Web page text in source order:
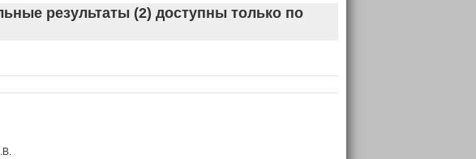
результаты (2) доступны только по